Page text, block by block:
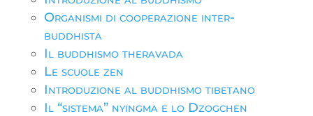
Organismi di cooperazione inter-
buddhista
Il buddhismo theravada
Le scuole zen
Introduzione al buddhismo tibetano
Il “sistema” nyingma e lo Dzogchen